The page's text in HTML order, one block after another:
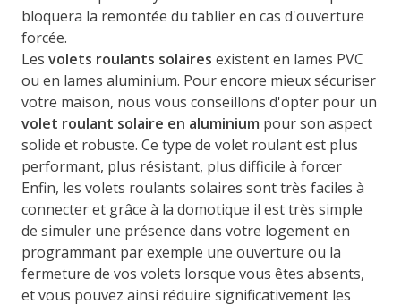
bloquera la remontée du tablier en cas d'ouverture
forcée.
Les volets roulants solaires existent en lames PVC
ou en lames aluminium. Pour encore mieux sécuriser
votre maison, nous vous conseillons d'opter pour un
volet roulant solaire en aluminium pour son aspect
solide et robuste. Ce type de volet roulant est plus
performant, plus résistant, plus difficile à forcer
Enfin, les volets roulants solaires sont très faciles à
connecter et grâce à la domotique il est très simple
de simuler une présence dans votre logement en
programmant par exemple une ouverture ou la
fermeture de vos volets lorsque vous êtes absents,
et vous pouvez ainsi réduire significativement les